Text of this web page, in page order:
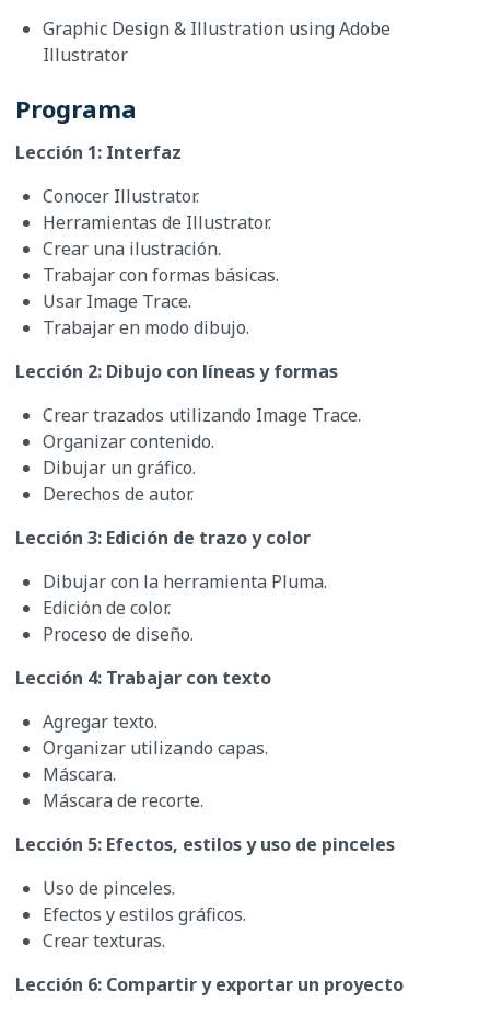
Graphic Design & Illustration using Adobe
Illustrator
Programa
Lección 1: Interfaz
Conocer Illustrator.
Herramientas de Illustrator.
Crear una ilustración.
Trabajar con formas básicas.
Usar Image Trace.
Trabajar en modo dibujo.
Lección 2: Dibujo con líneas y formas
Crear trazados utilizando Image Trace.
Organizar contenido.
Dibujar un gráfico.
Derechos de autor.
Lección 3: Edición de trazo y color
Dibujar con la herramienta Pluma.
Edición de color.
Proceso de diseño.
Lección 4: Trabajar con texto
Agregar texto.
Organizar utilizando capas.
Máscara.
Máscara de recorte.
Lección 5: Efectos, estilos y uso de pinceles
Uso de pinceles.
Efectos y estilos gráficos.
Crear texturas.
Lección 6: Compartir y exportar un proyecto